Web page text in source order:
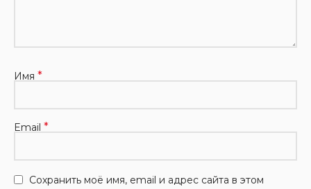
Имя *
Email *
Сохранить моё имя, email и адрес сайта в этом